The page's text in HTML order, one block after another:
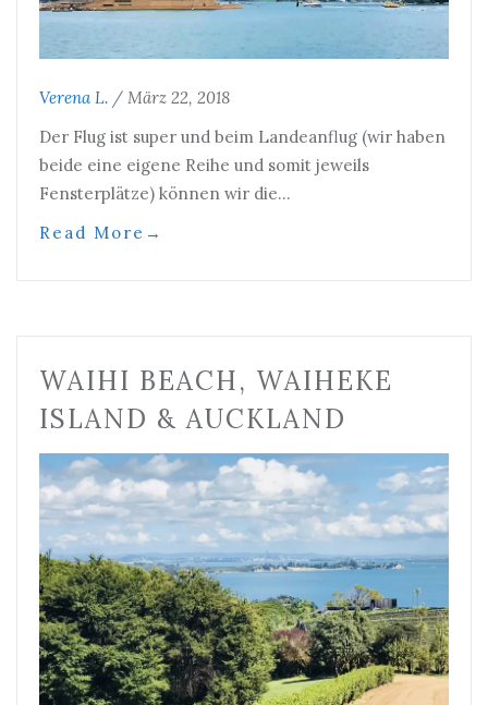
Verena L. / März 22, 2018
Der Flug ist super und beim Landeanflug (wir haben
beide eine eigene Reihe und somit jeweils
Fensterplätze) können wir die…
Read More →
WAIHI BEACH, WAIHEKE
ISLAND & AUCKLAND